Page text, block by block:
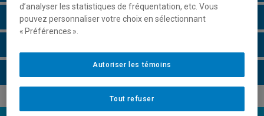
Horaire - Été 2026
d’analyser les statistiques de fréquentation, etc. Vous
pouvez personnaliser votre choix en sélectionnant
« Préférences ».
Tout refuser
Autoriser les témoins